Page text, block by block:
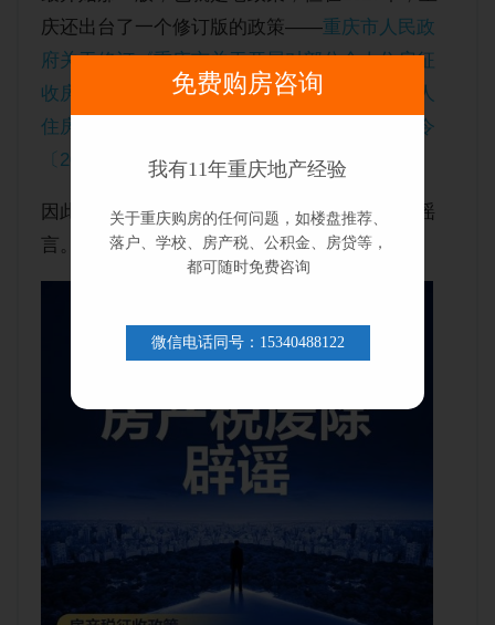
庆还出台了一个修订版的政策——重庆市人民政
府关于修订《重庆市关于开展对部分个人住房征
收房产税改革试点的暂行办法》和《重庆市个人
住房房产税征收管理实施细则》的决定（渝府令
〔2017〕311号），这个版本并没有被废止。
因此，朋友圈发的重庆房产税被废止的消息是谣
言。贝壳也对旗下经纪人进行了辟谣：
免费购房咨询
我有11年重庆地产经验
关于重庆购房的任何问题，如楼盘推荐、
落户、学校、房产税、公积金、房贷等，
都可随时免费咨询
微信电话同号：15340488122